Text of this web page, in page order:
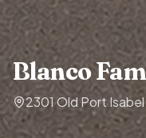
Blanco
2301 Old Port